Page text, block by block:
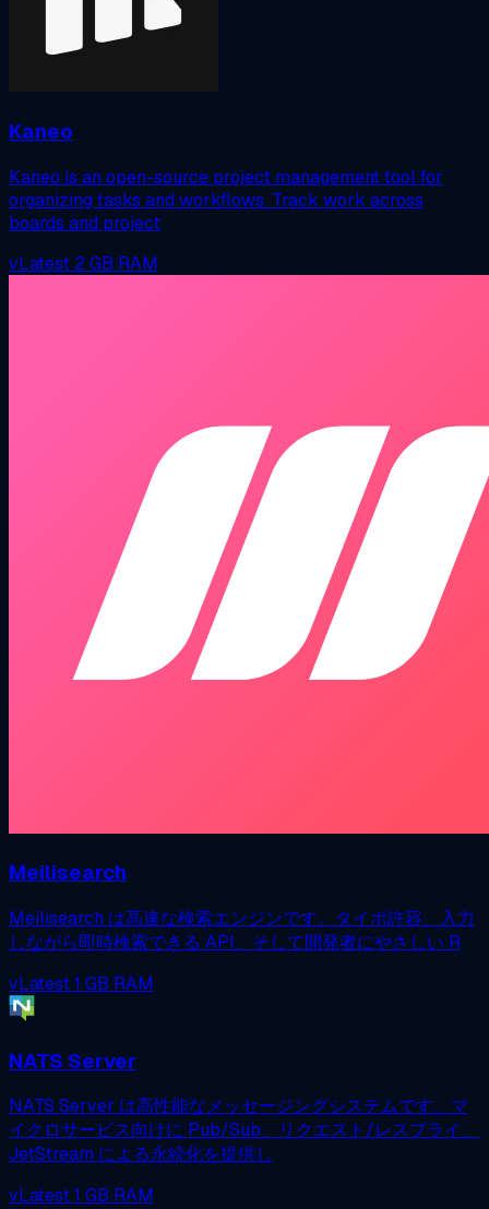
Kaneo
Kaneo is an open-source project management tool for
organizing tasks and workflows. Track work across
boards and project
vLatest 2 GB RAM
Meilisearch
Meilisearch は高速な検索エンジンです。タイポ許容、入力
しながら即時検索できる API、そして開発者にやさしい R
vLatest1 GB RAM
NATS Server
NATS Server は高性能なメッセージングシステムです。マ
イクロサービス向けに Pub/Sub、リクエスト/レスプライ、
JetStream による永続化を提供し
vLatest1 GB RAM